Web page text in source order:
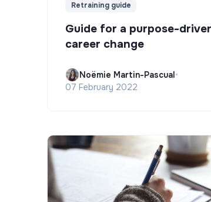
Retraining guide
Guide for a purpose-
career change
Noëmie Martin-Pascual•
07 February 2022